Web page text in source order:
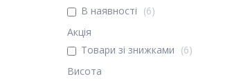
В наявності
6
Акція
Товари зі знижками
6
Висота